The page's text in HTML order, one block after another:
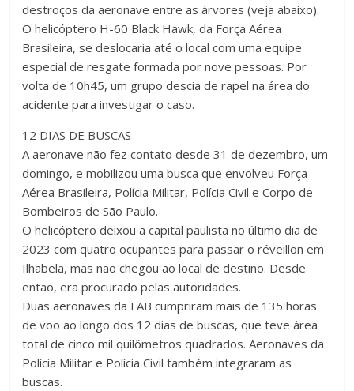
destroços da aeronave entre as árvores (veja abaixo).
O helicóptero H-60 Black Hawk, da Força Aérea
Brasileira, se deslocaria até o local com uma equipe
especial de resgate formada por nove pessoas. Por
volta de 10h45, um grupo descia de rapel na área do
acidente para investigar o caso.
12 DIAS DE BUSCAS
A aeronave não fez contato desde 31 de dezembro, um
domingo, e mobilizou uma busca que envolveu Força
Aérea Brasileira, Polícia Militar, Polícia Civil e Corpo de
Bombeiros de São Paulo.
O helicóptero deixou a capital paulista no último dia de
2023 com quatro ocupantes para passar o réveillon em
Ilhabela, mas não chegou ao local de destino. Desde
então, era procurado pelas autoridades.
Duas aeronaves da FAB cumpriram mais de 135 horas
de voo ao longo dos 12 dias de buscas, que teve área
total de cinco mil quilômetros quadrados. Aeronaves da
Polícia Militar e Polícia Civil também integraram as
buscas.